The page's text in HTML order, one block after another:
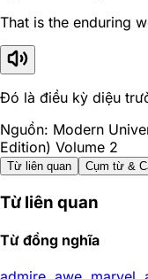
That is the enduring
Đó là điều kỳ diệu
Nguồn: Modern
Edition) Volume 2
Từ liên quan Cụm từ &
Từ liên quan
Từ đồng nghĩa